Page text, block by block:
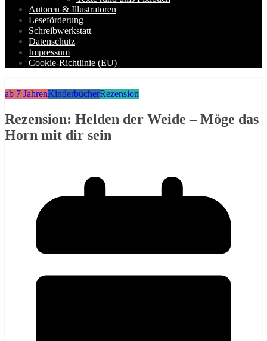
Autoren & Illustratoren
Leseförderung
Schreibwerkstatt
Datenschutz
Impressum
Cookie-Richtlinie (EU)
ab 7 JahrenKinderbücherRezension
Rezension: Helden der Weide – Möge das
Horn mit dir sein